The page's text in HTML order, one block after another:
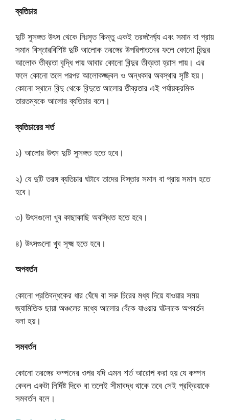
ব্যতিচার
দুটি সুসঙ্গত উৎস থেকে নিঃসৃত কিন্তু একই তরঙ্গদৈর্ঘ্য এবং সমান বা প্রায়
সমান বিস্তারবিশিষ্ট দুটি আলোক তরঙ্গের উপরিপাতনের ফলে কোনো বিন্দুর
আলোক তীব্রতা বৃদ্ধি পায় আবার কোনো বিন্দুর তীব্রতা হ্রাস পায়। এর
ফলে কোনো তলে পরপর আলোকজ্জ্বল ও অন্ধকার অবস্থার সৃষ্টি হয়।
কোনো স্থানে বিন্দু থেকে বিন্দুতে আলোর তীব্রতার এই পর্যায়ক্রমিক
তারতম্যকে আলোর ব্যতিচার বলে।
ব্যতিচারের শর্ত
১) আলোর উৎস দুটি সুসঙ্গত হতে হবে।
২) যে দুটি তরঙ্গ ব্যতিচার ঘটাবে তাদের বিস্তার সমান বা প্রায় সমান হতে
হবে।
৩) উৎসগুলো খুব কাছাকাছি অবস্থিত হতে হবে।
৪) উৎসগুলো খুব সূক্ষ্ম হতে হবে।
অপবর্তন
কোনো প্রতিবন্ধকের ধার ঘেঁষে বা সরু চিরের মধ্য দিয়ে যাওয়ার সময়
জ্যামিতিক ছায়া অঞ্চলের মধ্যে আলোর বেঁকে যাওয়ার ঘটনাকে অপবর্তন
বলা হয়।
সমবর্তন
কোনো তরঙ্গের কম্পনের ওপর যদি এমন শর্ত আরোপ করা হয় যে কম্পন
কেবল একটা নির্দিষ্ট দিকে বা তলেই সীমাবদ্ধ থাকে তবে সেই প্রক্রিয়াকে
সমবর্তন বলে।